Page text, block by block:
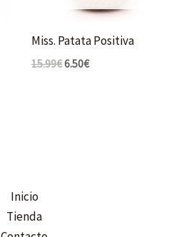
Miss. Patata Positiva
15.99€6.50€
Inicio
Tienda